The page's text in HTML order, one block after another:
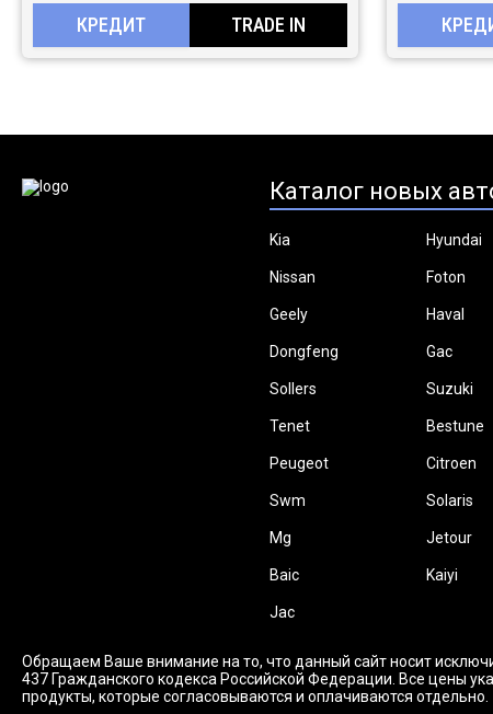
КРЕДИТ TRADE IN
Каталог новых
Kia Hyundai
Nissan Foton
Geely Haval
Dongfeng Gac
Sollers Suzuki
Tenet Bestune
Peugeot Citroen
Swm Solaris
Mg Jetour
Baic Kaiyi
Jac
Обращаем Ваше внимание на то, что данный сайт носит
437 Гражданского кодекса Российской Федерации. Все цены
продукты, которые согласовываются и оплачиваются отдельно.